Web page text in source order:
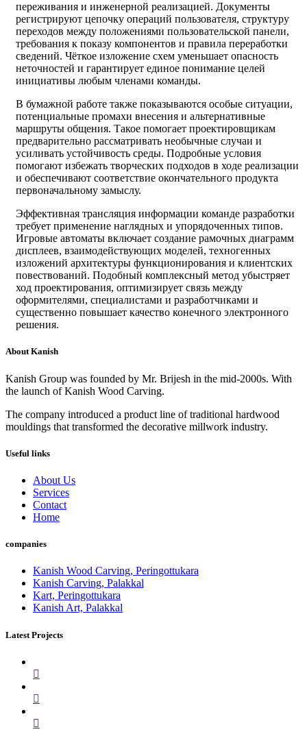
переживания и инженерной реализацией. Документы
регистрируют цепочку операций пользователя, структуру
переходов между положениями пользовательской панели,
требования к показу компонентов и правила переработки
сведений. Чёткое изложение схем уменьшает опасность
неточностей и гарантирует единое понимание целей
инициативы любым членами команды.
В бумажной работе также показываются особые ситуации,
потенциальные промахи внесения и альтернативные
маршруты общения. Такое помогает проектировщикам
предварительно рассматривать необычные случаи и
усиливать устойчивость среды. Подробные условия
помогают избежать творческих подходов в ходе реализации
и обеспечивают соответствие окончательного продукта
первоначальному замыслу.
Эффективная трансляция информации команде разработки
требует применение наглядных и упорядоченных типов.
Игровые автоматы включает создание рамочных диаграмм
дисплеев, взаимодействующих моделей, техногенных
изложений архитектуры функционирования и клиентских
повествований. Подобный комплексный метод убыстряет
ход проектирования, оптимизирует связь между
оформителями, специалистами и разработчиками и
существенно повышает качество конечного электронного
решения.
About Kanish
Kanish Group was founded by Mr. Brijesh in the mid-2000s. With
the launch of Kanish Wood Carving.
The company introduced a product line of traditional hardwood
mouldings that transformed the decorative millwork industry.
Useful links
About Us
Services
Contact
Home
companies
Kanish Wood Carving, Peringottukara
Kanish Carving, Palakkal
Kart, Peringottukara
Kanish Art, Palakkal
Latest Projects